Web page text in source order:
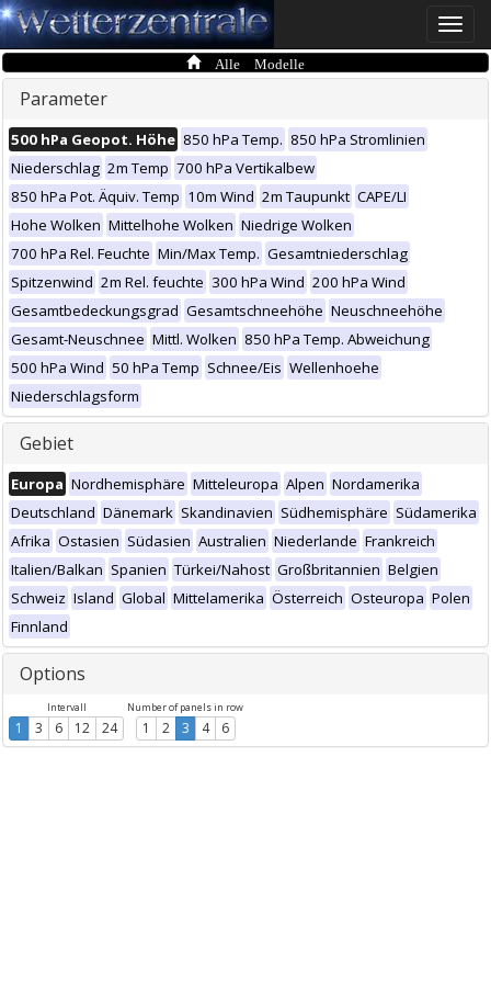
Toggle
Alle Modelle
Parameter
500 hPa Geopot. Höhe 850 hPa Temp. 850 hPa Stromlinien
Niederschlag 2m Temp 700 hPa Vertikalbew
850 hPa Pot. Äquiv. Temp 10m Wind 2m Taupunkt CAPE/LI
Hohe Wolken Mittelhohe Wolken Niedrige Wolken
700 hPa Rel. Feuchte Min/Max Temp. Gesamtniederschlag
Spitzenwind 2m Rel. feuchte 300 hPa Wind 200 hPa Wind
Gesamtbedeckungsgrad Gesamtschneehöhe Neuschneehöhe
Gesamt-Neuschnee Mittl. Wolken 850 hPa Temp. Abweichung
500 hPa Wind 50 hPa Temp Schnee/Eis Wellenhoehe
Niederschlagsform
Gebiet
Europa Nordhemisphäre Mitteleuropa Alpen Nordamerika
Deutschland Dänemark Skandinavien Südhemisphäre Südamerika
Afrika Ostasien Südasien Australien Niederlande Frankreich
Italien/Balkan Spanien Türkei/Nahost Großbritannien Belgien
Schweiz Island Global Mittelamerika Österreich Osteuropa Polen
Finnland
Options
Intervall
1 3 6 12 24
Number of panels in row
1 2 3 4 6